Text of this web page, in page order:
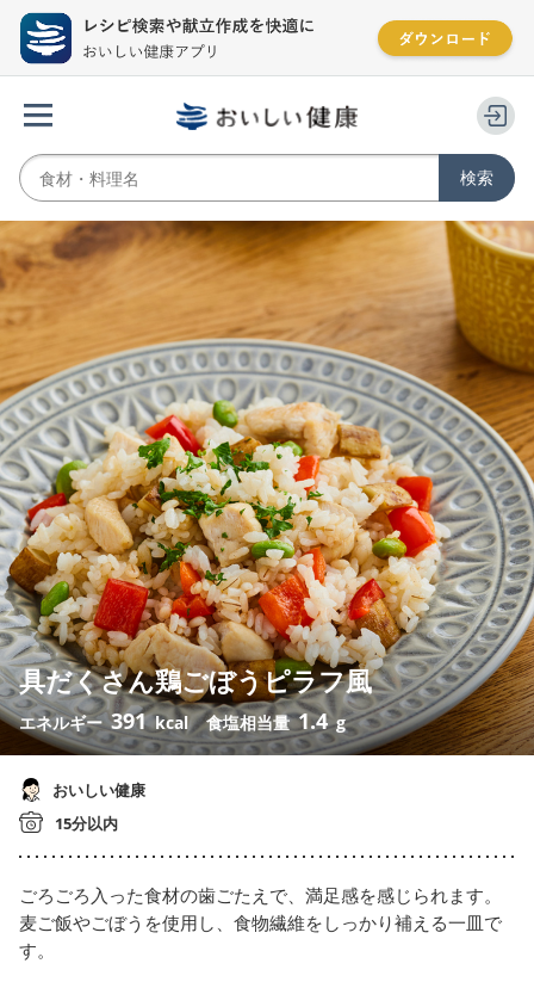
具だくさん鶏ごぼうピラフ風
エネルギー391 kcal 食塩相当量1.4 g
おいしい健康
15分以内
ごろごろ入った食材の歯ごたえで、満足感を感じられます。
麦ご飯やごぼうを使用し、食物繊維をしっかり補える一皿で
す。